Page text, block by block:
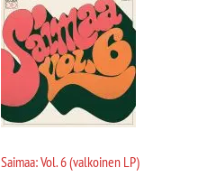
Saimaa: Vol. 6 (valkoinen LP)